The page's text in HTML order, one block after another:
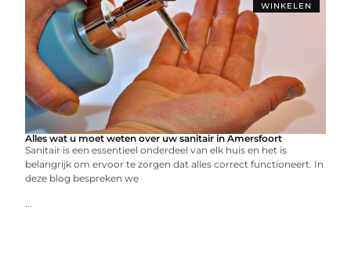
WINKELEN
Alles wat u moet weten over uw sanitair in Amersfoort
Sanitair is een essentieel onderdeel van elk huis en het is
belangrijk om ervoor te zorgen dat alles correct functioneert. In
deze blog bespreken we
...